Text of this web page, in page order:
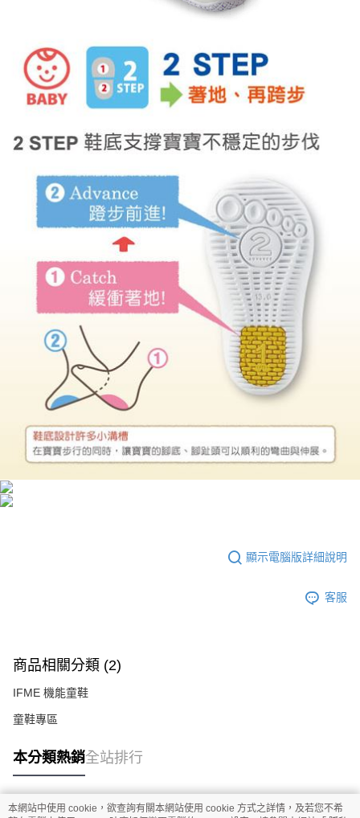
顯示電腦版詳細說明
客服
商品相關分類 (2)
IFME 機能童鞋
童鞋專區
本分類熱銷全站排行
本網站中使用 cookie，欲查詢有關本網站使用 cookie 方式之詳情，及若您不希